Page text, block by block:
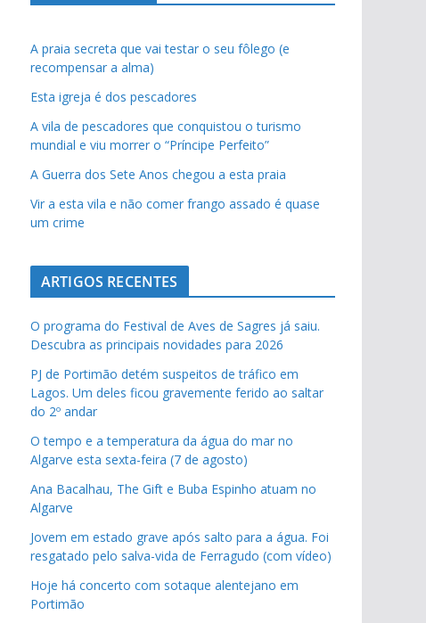
A praia secreta que vai testar o seu fôlego (e
recompensar a alma)
Esta igreja é dos pescadores
A vila de pescadores que conquistou o turismo
mundial e viu morrer o “Príncipe Perfeito”
A Guerra dos Sete Anos chegou a esta praia
Vir a esta vila e não comer frango assado é quase
um crime
ARTIGOS RECENTES
O programa do Festival de Aves de Sagres já saiu.
Descubra as principais novidades para 2026
PJ de Portimão detém suspeitos de tráfico em
Lagos. Um deles ficou gravemente ferido ao saltar
do 2º andar
O tempo e a temperatura da água do mar no
Algarve esta sexta-feira (7 de agosto)
Ana Bacalhau, The Gift e Buba Espinho atuam no
Algarve
Jovem em estado grave após salto para a água. Foi
resgatado pelo salva-vida de Ferragudo (com vídeo)
Hoje há concerto com sotaque alentejano em
Portimão